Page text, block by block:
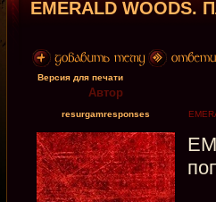
EMERALD WOODS.
Версия для печати
Автор
resurgamresponses